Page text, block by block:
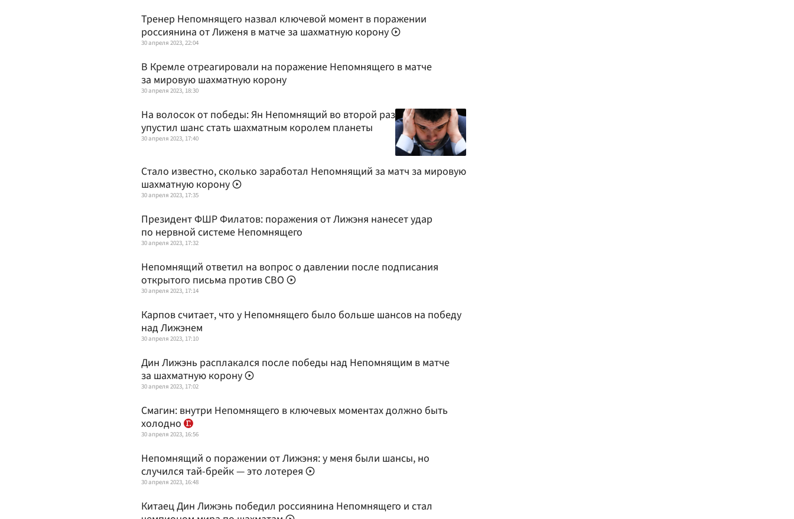
Тренер Непомнящего назвал ключевой момент в поражении
россиянина от Лиженя в матче за шахматную корону
30 апреля 2023, 22:04
В Кремле отреагировали на поражение Непомнящего в матче
за мировую шахматную корону
30 апреля 2023, 18:30
На волосок от победы: Ян Непомнящий во второй раз
упустил шанс стать шахматным королем планеты
30 апреля 2023, 17:40
Стало известно, сколько заработал Непомнящий за матч за мировую
шахматную корону
30 апреля 2023, 17:35
Президент ФШР Филатов: поражения от Лижэня нанесет удар
по нервной системе Непомнящего
30 апреля 2023, 17:32
Непомнящий ответил на вопрос о давлении после подписания
открытого письма против СВО
30 апреля 2023, 17:14
Карпов считает, что у Непомнящего было больше шансов на победу
над Лижэнем
30 апреля 2023, 17:10
Дин Лижэнь расплакался после победы над Непомнящим в матче
за шахматную корону
30 апреля 2023, 17:02
Смагин: внутри Непомнящего в ключевых моментах должно быть
холодно
30 апреля 2023, 16:56
Непомнящий о поражении от Лижэня: у меня были шансы, но
случился тай-брейк — это лотерея
30 апреля 2023, 16:48
Китаец Дин Лижэнь победил россиянина Непомнящего и стал